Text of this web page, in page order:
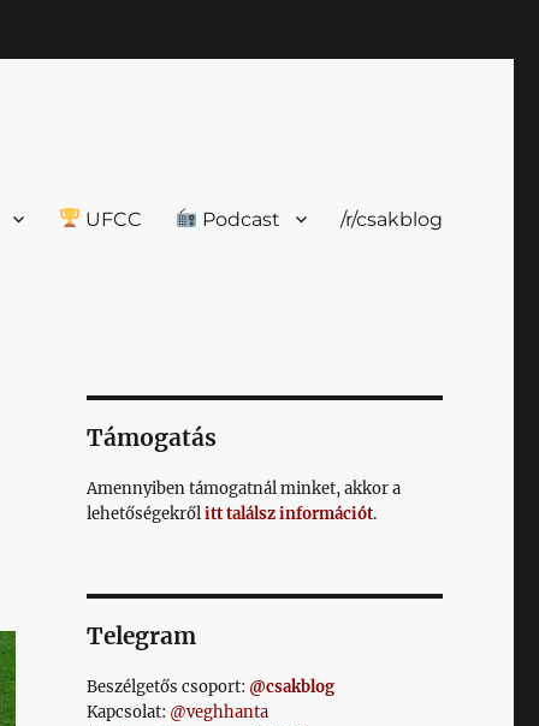
UFCC Podcast /r/csakblog
Támogatás
Amennyiben támogatnál minket, akkor a
lehetőségekrőlitt találsz információt.
Telegram
Beszélgetős csoport: @csakblog
Kapcsolat: @veghhanta